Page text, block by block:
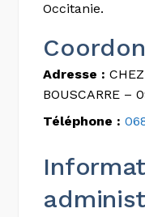
Occitanie.
Adresse :
BOUSCARRE –
Téléphone :